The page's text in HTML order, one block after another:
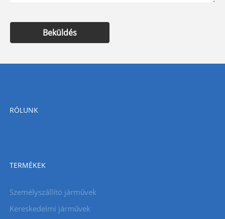
Beküldés
RÓLUNK
TERMÉKEK
Személyszállító járművek
Kereskedelmi járművek